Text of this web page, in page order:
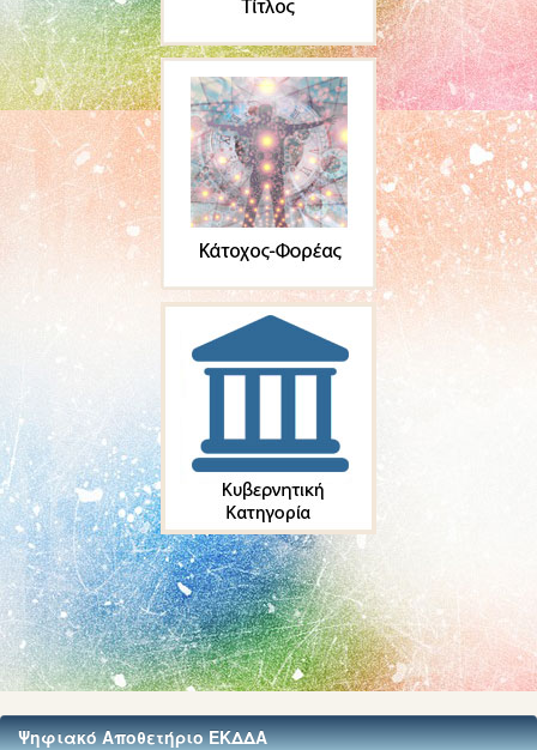
Ψηφιακό Αποθετήριο ΕΚΔΔΑ